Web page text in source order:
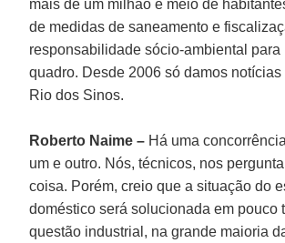
mais de um milhão e meio de
de medidas de saneamento e
responsabilidade sócio-ambiental para
quadro. Desde 2006 só damos
Rio dos Sinos.
Roberto Naime – Há uma
um e outro. Nós, técnicos, nos
coisa. Porém, creio que a situação do
doméstico será solucionada em pouco
questão industrial, na grande maioria